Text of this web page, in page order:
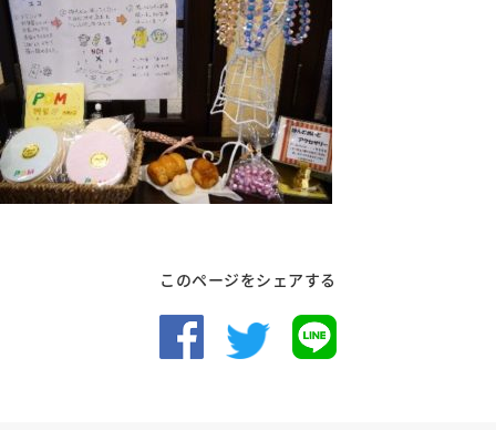
このページをシェアする